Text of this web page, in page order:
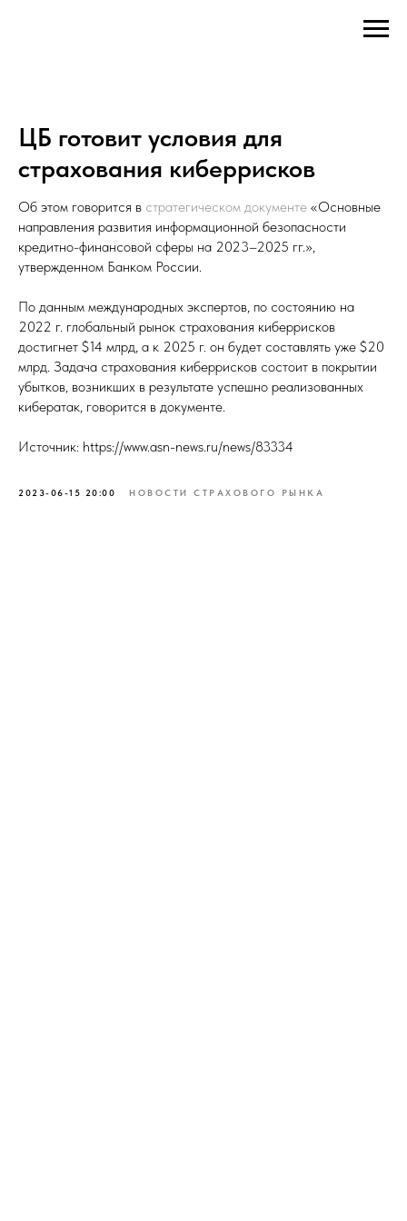
ЦБ готовит условия для
страхования киберрисков
Об этом говорится в стратегическом документе «Основные
направления развития информационной безопасности
кредитно-финансовой сферы на 2023–2025 гг.»,
утвержденном Банком России.
По данным международных экспертов, по состоянию на
2022 г. глобальный рынок страхования киберрисков
достигнет $14 млрд, а к 2025 г. он будет составлять уже $20
млрд. Задача страхования киберрисков состоит в покрытии
убытков, возникших в результате успешно реализованных
кибератак, говорится в документе.
Источник: https://www.asn-news.ru/news/83334
2023-06-15 20:00 НОВОСТИ СТРАХОВОГО РЫНКА